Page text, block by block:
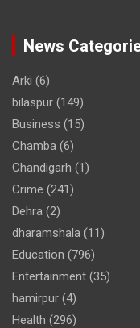
News
Arki (6)
bilaspur (149)
Business (15)
Chamba (6)
Chandigarh (1)
Crime (241)
Dehra (2)
dharamshala (11)
Education (796)
Entertainment (35)
hamirpur (4)
Health (296)